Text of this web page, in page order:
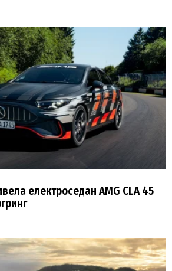
електроседан AMG CLA 45